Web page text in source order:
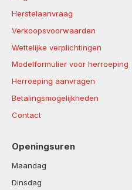
Herstelaanvraag
Verkoopsvoorwaarden
Wettelijke verplichtingen
Modelformulier voor herroeping
Herroeping aanvragen
Betalingsmogelijkheden
Contact
Openingsuren
Maandag
Dinsdag